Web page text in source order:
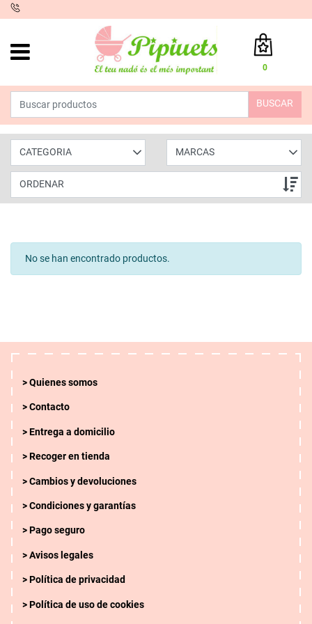
0
Total:
0,00 €
VER CESTA
BUSCAR
CATEGORIA
Borrar
APLICAR
MARCAS
ORDENAR
No se han encontrado productos.
Quienes somos
Contacto
Entrega a domicilio
Recoger en tienda
Cambios y devoluciones
Condiciones y garantías
Pago seguro
Avisos legales
Política de privacidad
Política de uso de cookies